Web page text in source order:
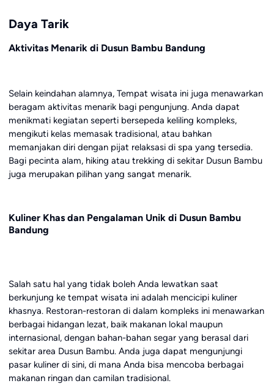
Daya Tarik
Aktivitas Menarik di Dusun Bambu Bandung
Selain keindahan alamnya, Tempat wisata ini juga menawarkan
beragam aktivitas menarik bagi pengunjung. Anda dapat
menikmati kegiatan seperti bersepeda keliling kompleks,
mengikuti kelas memasak tradisional, atau bahkan
memanjakan diri dengan pijat relaksasi di spa yang tersedia.
Bagi pecinta alam, hiking atau trekking di sekitar Dusun Bambu
juga merupakan pilihan yang sangat menarik.
Kuliner Khas dan Pengalaman Unik di Dusun Bambu
Bandung
Salah satu hal yang tidak boleh Anda lewatkan saat
berkunjung ke tempat wisata ini adalah mencicipi kuliner
khasnya. Restoran-restoran di dalam kompleks ini menawarkan
berbagai hidangan lezat, baik makanan lokal maupun
internasional, dengan bahan-bahan segar yang berasal dari
sekitar area Dusun Bambu. Anda juga dapat mengunjungi
pasar kuliner di sini, di mana Anda bisa mencoba berbagai
makanan ringan dan camilan tradisional.